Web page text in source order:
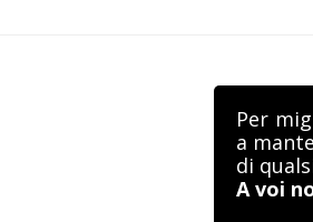
Per
a
di
A voi